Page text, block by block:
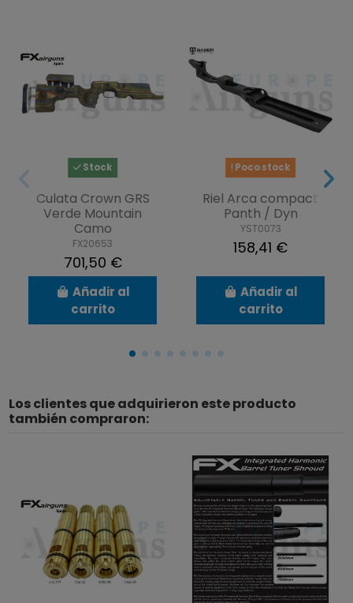
Stock
Culata Crown GRS
Verde Mountain
Camo
FX20653
701,50 €
Añadir al
carrito
Poco stock
Riel Arca compact
Panth / Dyn
YST0073
158,41 €
Añadir al
carrito
Los clientes que adquirieron este producto
también compraron: